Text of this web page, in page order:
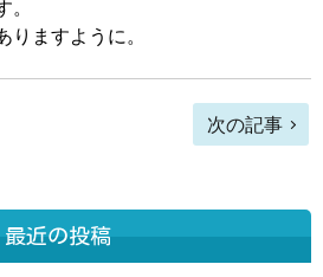
ますように。
次の記事
最近の投稿